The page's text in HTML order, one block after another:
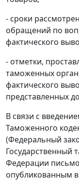
- сроки
обращений по
фактического
- отметки,
таможенных
фактического
представленных
В связи с
Таможенного
(Федеральный
Государственный
Федерации
опубликованным